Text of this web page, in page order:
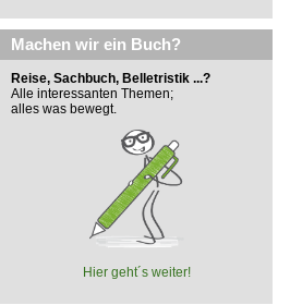
Machen wir ein Buch?
Reise, Sachbuch, Belletristik ...?
Alle interessanten Themen;
alles was bewegt.
Hier geht´s weiter!